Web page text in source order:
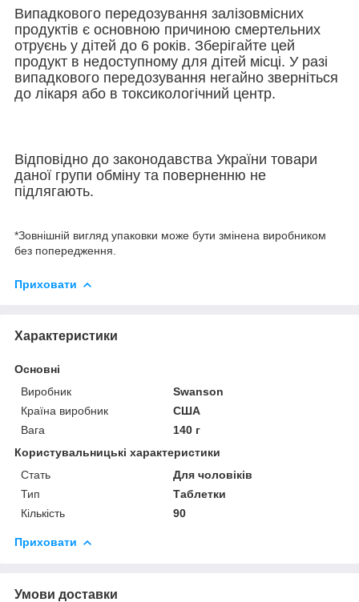
Випадкового передозування залізовмісних
продуктів є основною причиною смертельних
отруєнь у дітей до 6 років. Зберігайте цей
продукт в недоступному для дітей місці. У разі
випадкового передозування негайно зверніться
до лікаря або в токсикологічний центр.
Відповідно до законодавства України товари
даної групи обміну та поверненню не
підлягають.
*Зовнішній вигляд упаковки може бути змінена виробником
без попередження.
Приховати
Характеристики
Основні
Виробник
Swanson
Країна виробник
США
Вага
140 г
Користувальницькі характеристики
Стать
Для чоловіків
Тип
Таблетки
Кількість
90
Приховати
Умови доставки